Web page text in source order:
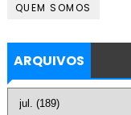
QUEM SOMOS
ARQUIVOS